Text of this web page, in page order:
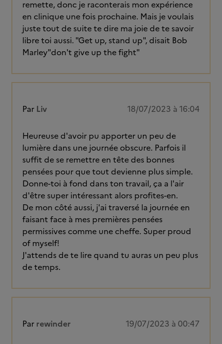
remette, donc je raconterais mon expérience
en clinique une fois prochaine. Mais je voulais
juste tout de suite te dire ma joie de te savoir
libre toi aussi. "Get up, stand up", disait Bob
Marley"don't give up the fight"
Par Liv 18/07/2023 à 16:04
Heureuse d'avoir pu apporter un peu de
lumière dans une journée obscure. Parfois il
suffit de se remettre en tête des bonnes
pensées pour que tout devienne plus simple.
Donne-toi à fond dans ton travail, ça a l'air
d'être super intéressant alors profites-en.
De mon côté aussi, j'ai traversé la journée en
faisant face à mes premières pensées
permissives comme une cheffe. Super proud
of myself!
J'attends de te lire quand tu auras un peu plus
de temps.
Par rewinder 19/07/2023 à 00:47